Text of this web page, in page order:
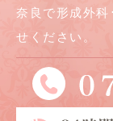
奈良で形成外
せください。